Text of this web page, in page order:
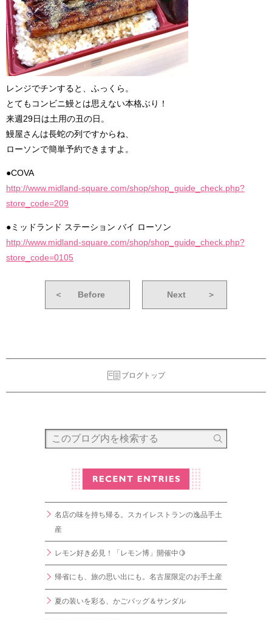
レンジでチンすると、ふっくら。
とてもコンビニ鰻とは思えない本格ぶり！
来週29日は土用の丑の日。
鰻屋さんは長蛇の列ですからね、
ローソンで簡単予約できますよ。
●COVA
http://www.midland-square.com/shop/shop_guide_check.php?
store_code=209
●ミッドランド ステーション バイ ローソン
http://www.midland-square.com/shop/shop_guide_check.php?
store_code=0105
＜ Before Next ＞
ブログトップ
名店の味を持ち帰る。スカイレストランの逸品手土
産
レモン好き必見！「レモン博」開催中🍋
帰省にも、旅の思い出にも。名古屋限定のお手土産
夏の装いを彩る、かごバッグ＆サンダル